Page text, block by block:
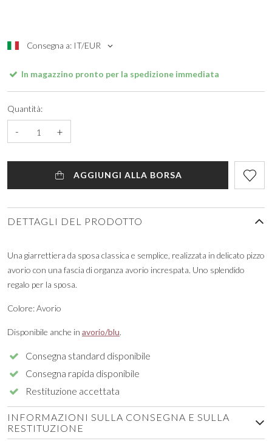
Consegna a: IT/EUR
In magazzino pronto per la spedizione immediata
Quantità:
- +
AGGIUNGI ALLA BORSA
DETTAGLI DEL PRODOTTO
Una giarrettiera da sposa classica e semplice, realizzata in delicato pizzo
avorio con una fascia di organza avorio increspata. Uno splendido
regalo per la sposa.
Colore: Avorio
Disponibile anche in avorio/blu.
Consegna standard disponibile
Consegna rapida disponibile
Restituzione accettata
INFORMAZIONI SULLA CONSEGNA E SULLA
RESTITUZIONE